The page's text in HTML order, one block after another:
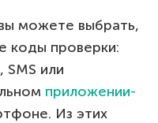
можете выбрать,
коды проверки:
SMS или
приложении-
Из этих